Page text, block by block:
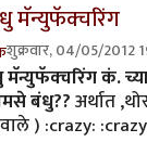
मॅन्युफॅक्चरिंग
शुक्रवार, 04/05/2012
toनक्की कोण?by
कं.
बंधु??अर्थात
) :crazy: